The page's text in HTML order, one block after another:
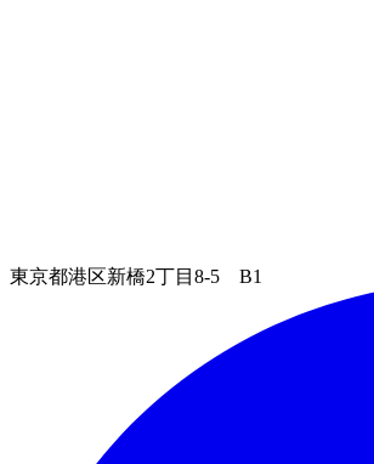
東京都港区新橋2丁目8-5 B1